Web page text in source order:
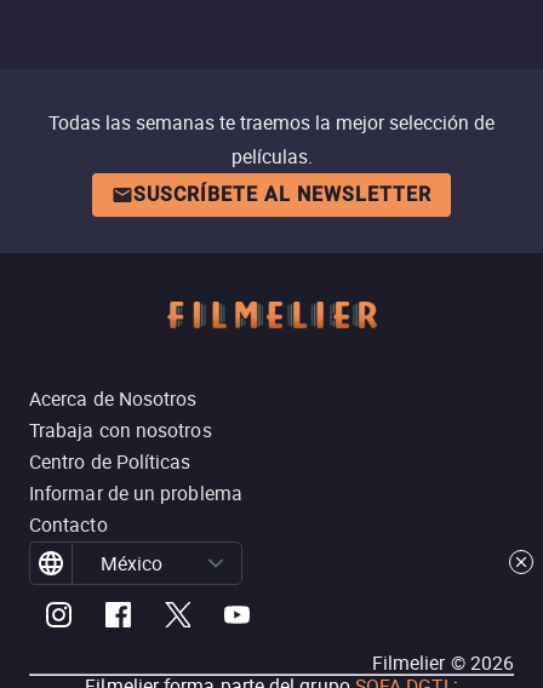
Todas las semanas te traemos la mejor selección de
películas.
SUSCRÍBETE AL NEWSLETTER
Acerca de Nosotros
Trabaja con nosotros
Centro de Políticas
Informar de un problema
Contacto
México
Filmelier ©2026